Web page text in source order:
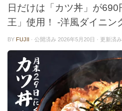
日だけは「カツ丼」が
王」使用！ -洋風ダイニン
BY FUJII · 公開済み 2026年5月20日 · 更新済み